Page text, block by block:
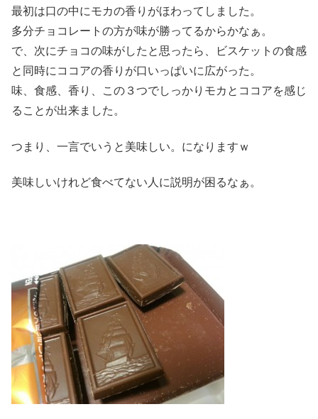
最初は口の中にモカの香りがほわってしました。
多分チョコレートの方が味が勝ってるからかなぁ。
で、次にチョコの味がしたと思ったら、ビスケットの食感
と同時にココアの香りが口いっぱいに広がった。
味、食感、香り、この３つでしっかりモカとココアを感じ
ることが出来ました。
つまり、一言でいうと美味しい。になりますｗ
美味しいけれど食べてない人に説明が困るなぁ。